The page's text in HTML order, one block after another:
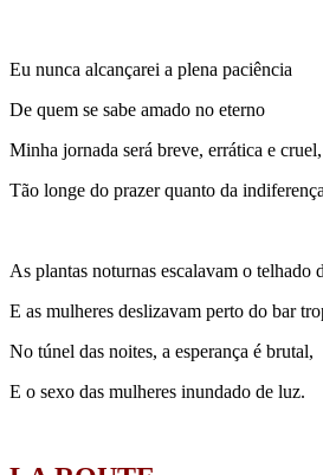
Eu nunca alcançarei a plena paciência
De quem se sabe amado no eterno
Minha jornada será breve, errática e cruel,
Tão longe do prazer quanto da
As plantas noturnas escalavam o telhado
E as mulheres deslizavam perto do bar
No túnel das noites, a esperança é brutal,
E o sexo das mulheres inundado de luz.